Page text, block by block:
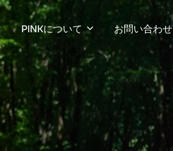
PINKについて お問い合わせ